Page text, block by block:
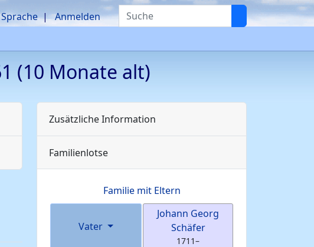
Suche
Sprache Anmelden
(10 Monate alt)
Zusätzliche Information
Familienlotse
Familie mit Eltern
Vater
Johann Georg
Schäfer
1711–